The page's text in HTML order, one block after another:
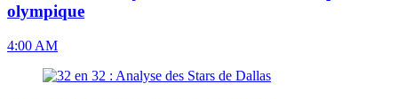
olympique
4:00 AM